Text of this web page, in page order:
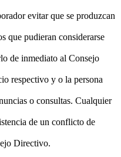
evitar que se produzcan
que pudieran considerarse
de inmediato al Consejo
respectivo y o la persona
o consultas. Cualquier
de un conflicto de
Directivo.